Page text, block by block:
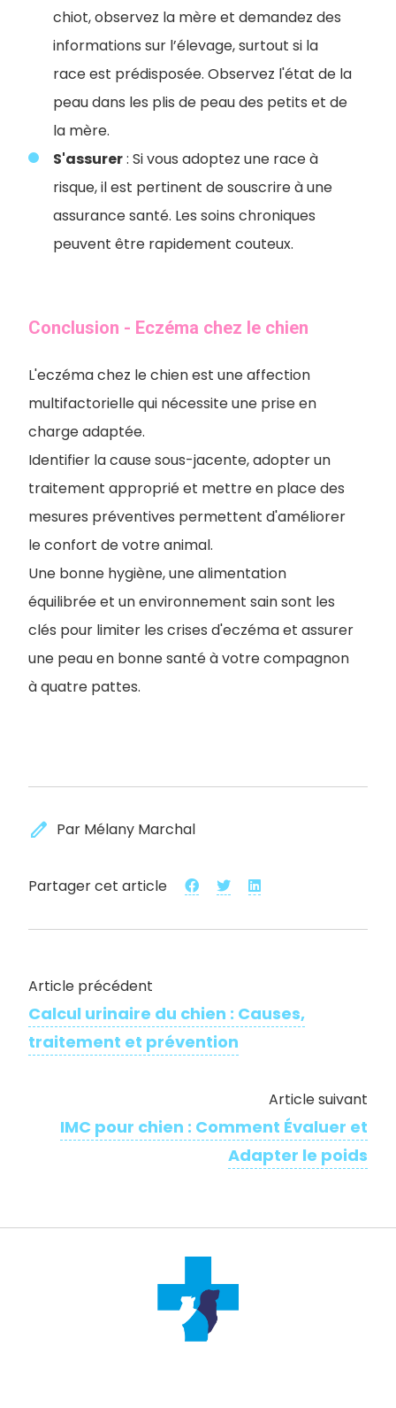
chiot, observez la mère et demandez des
informations sur l’élevage, surtout si la
race est prédisposée. Observez l'état de la
peau dans les plis de peau des petits et de
la mère.
S'assurer: Si vous adoptez une race à
risque, il est pertinent de souscrire à une
assurance santé. Les soins chroniques
peuvent être rapidement couteux.
Conclusion - Eczéma chez le chien
L'eczéma chez le chien est une affection
multifactorielle qui nécessite une prise en
charge adaptée.
Identifier la cause sous-jacente, adopter un
traitement approprié et mettre en place des
mesures préventives permettent d'améliorer
le confort de votre animal.
Une bonne hygiène, une alimentation
équilibrée et un environnement sain sont les
clés pour limiter les crises d'eczéma et assurer
une peau en bonne santé à votre compagnon
à quatre pattes.
edit Par Mélany Marchal
Partager cet article
Article précédent
Calcul urinaire du chien : Causes,
traitement et prévention
Article suivant
IMC pour chien : Comment Évaluer et
Adapter le poids